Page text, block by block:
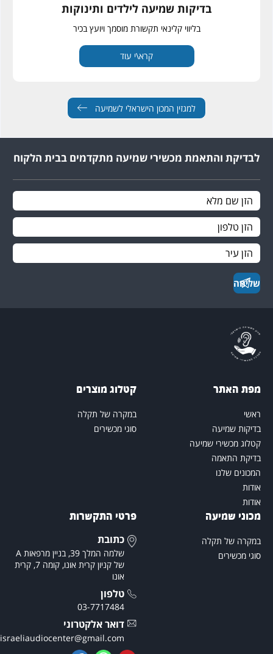
בדיקות שמיעה לילדים ותינוקות
בליווי קלינאי תקשורת מוסמך ויועץ בכיר
קרא\י עוד
למגזין המכון הישראלי לשמיעה
לבדיקת והתאמת מכשירי שמיעה מתקדמים בבית הלקוח
האתר
שמיעה
מכשירי שמיעה
התאמה
שלנו
קטלוג מוצרים
במקרה של תקלה
סוגי מכשירים
שמיעה
של תקלה
מכשירים
פרטי התקשרות
כתובת
שלמה המלך 39, בניין מרפאות A
של קניון קרית אונו, קומה 7, קרית
טלפון
03-7717484
דואר אלקטרוני
theisraeliaudiocenter@gmail.com